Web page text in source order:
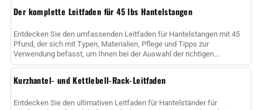
Der komplette Leitfaden für 45 lbs Hantelstangen
Entdecken Sie den umfassenden Leitfaden für Hantelstangen mit 45
Pfund, der sich mit Typen, Materialien, Pflege und Tipps zur
Verwendung befasst, um Ihnen bei der Auswahl der richtigen
Hantelstange zur Maximierung......
Kurzhantel- und Kettlebell-Rack-Leitfaden
Entdecken Sie den ultimativen Leitfaden für Hantelständer für